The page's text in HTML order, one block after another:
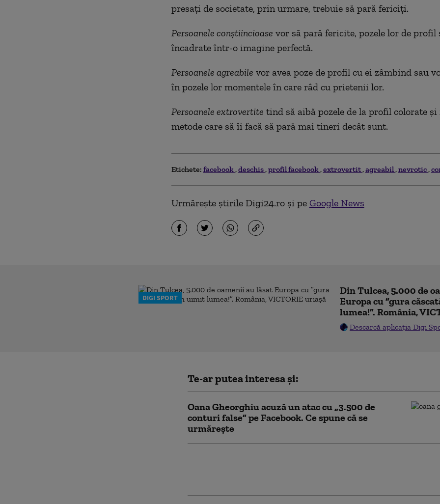
presați de societate, prin urmare, trebuie să pară fericiți.
Persoanele conștiincioase vor să pară fericite, pozele lor de profil
încadrate într-o imagine perfectă.
Persoanele agreabile vor avea poze de profil cu ei zâmbind sau
în pozele lor momentele în care râd cu prietenii lor.
Persoanele extrovertite tind să aibă pozele de la profil colorate și
metode care să îi facă să pară mai tineri decât sunt.
Etichete: facebook deschis profil facebook extrovertit agreabil nevrotic
Urmărește știrile Digi24.ro și pe Google News
DIGI SPORT
Din Tulcea, 5.000 de
Europa cu ”gura
lumea!”. România,
Descarcă aplicația Digi
Te-ar putea interesa și:
Oana Gheorghiu acuză un atac cu „3.500 de
conturi false” pe Facebook. Ce spune că se
urmărește